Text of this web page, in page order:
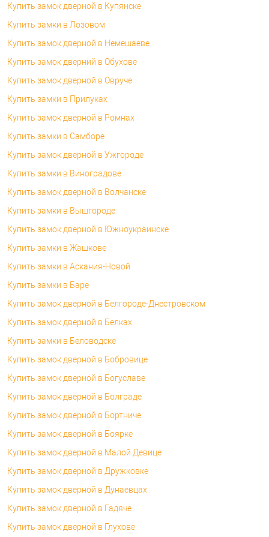
Купить замок дверной в Купянске
Купить замки в Лозовом
Купить замок дверной в Немешаеве
Купить замок дверний в Обухове
Купить замок дверной в Овруче
Купить замки в Прилуках
Купить замок дверной в Ромнах
Купить замки в Самборе
Купить замок дверной в Ужгороде
Купить замки в Виноградове
Купить замок дверной в Волчанске
Купить замки в Вышгороде
Купить замок дверной в Южноукраинске
Купить замки в Жашкове
Купить замки в Аскания-Новой
Купить замки в Баре
Купить замок дверной в Белгороде-Днестровском
Купить замок дверной в Белках
Купить замки в Беловодске
Купить замок дверной в Бобровице
Купить замок дверной в Богуславе
Купить замок дверной в Болграде
Купить замок дверной в Бортниче
Купить замок дверной в Боярке
Купить замок дверной в Малой Девице
Купить замок дверной в Дружковке
Купить замок дверной в Дунаевцах
Купить замок дверной в Гадяче
Купить замок дверной в Глухове